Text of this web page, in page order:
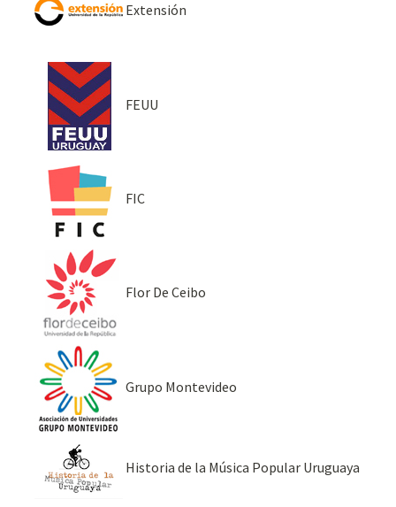
Extensión
FEUU
FIC
Flor De Ceibo
Grupo Montevideo
Historia de la Música Popular Uruguaya